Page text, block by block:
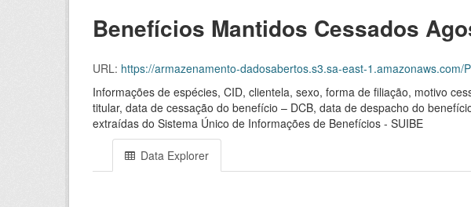
Benefícios Mantidos Cessados
URL: https://armazenamento-dadosabertos.s3.sa-east-1.amazonaws.com/
Informações de espécies, CID, clientela, sexo, forma de filiação, motivo
titular, data de cessação do benefício – DCB, data de despacho do
extraídas do Sistema Único de Informações de Benefícios - SUIBE
Data Explorer